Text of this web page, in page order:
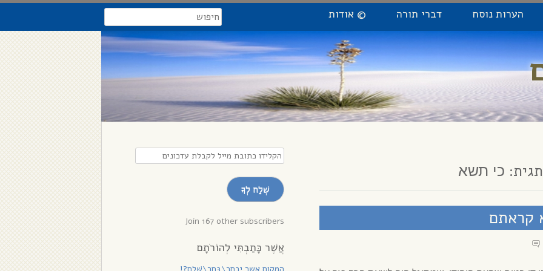
הערות נוסח דברי תורה © אודות search
תגית: כי תשא
קראתם
הקלידו
כתובת
מייל
לקבלת
עדכונים
שְׁלַח לְךָ
Join 167 other subscribers
אֲשֶׁר כָּתַבְתִּי לְהוֹרֹתָם